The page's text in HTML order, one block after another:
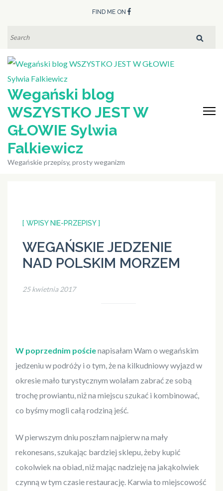
content
(Press
Enter)
FIND ME ON
Wegański blog
WSZYSTKO JEST W
GŁOWIE Sylwia
Falkiewicz
Wegańskie przepisy, prosty weganizm
[ WPISY NIE-PRZEPISY ]
WEGAŃSKIE JEDZENIE
NAD POLSKIM MORZEM
25 kwietnia 2017
W poprzednim pościenapisałam Wam o wegańskim
jedzeniu w podróży i o tym, że na kilkudniowy wyjazd w
okresie mało turystycznym wolałam zabrać ze sobą
trochę prowiantu, niż na miejscu szukać i kombinować,
co byśmy mogli całą rodziną jeść.
W pierwszym dniu poszłam najpierw na mały
rekonesans, szukając bardziej sklepu, żeby kupić
cokolwiek na obiad, niż mając nadzieję na jakąkolwiek
czynną w tym czasie restaurację. Karwia to miejscowość